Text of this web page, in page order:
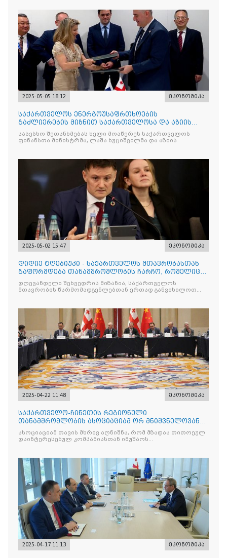
2025-05-05 18:12 ეკონომიკა
საქართველოს ენერგოუსაფრთხოების
გაძლიერების მიზნით საქართველოსა და აზიის
განვითარების ბანკს შორის შეთ
სასესხო შეთანხმებას ხელი მოაწერეს საქართველოს
ფინანსთა მინისტრმა, ლაშა ხუციშვილმა და აზიის
2025-05-02 15:47 ეკონომიკა
დიდიე ტღებიუკი - საქართველოს მთავრობასთან
გაფორმდება თანამშრომლობის ჩარჩო, რომელიც
იქნება მნიშვნელოვ
დღევანდელი შეხვედრის მიზანია, საქართველოს
მთავრობის წარმომადგენლებთან ერთად განვიხილოთ
2025-04-22 11:48 ეკონომიკა
საქართველო-ჩინეთის რეგიონული
თანამშრომლობის ასოციაციამ ორ მნიშვნელოვან
მემორანდუმს მოაწერა ხელი
ასოციაციამ თავის მხრივ აღნიშნა, რომ მზადაა თითოეულ
დაინტერესებულ კომპანიასთან იმუშაოს
2025-04-17 11:13 ეკონომიკა